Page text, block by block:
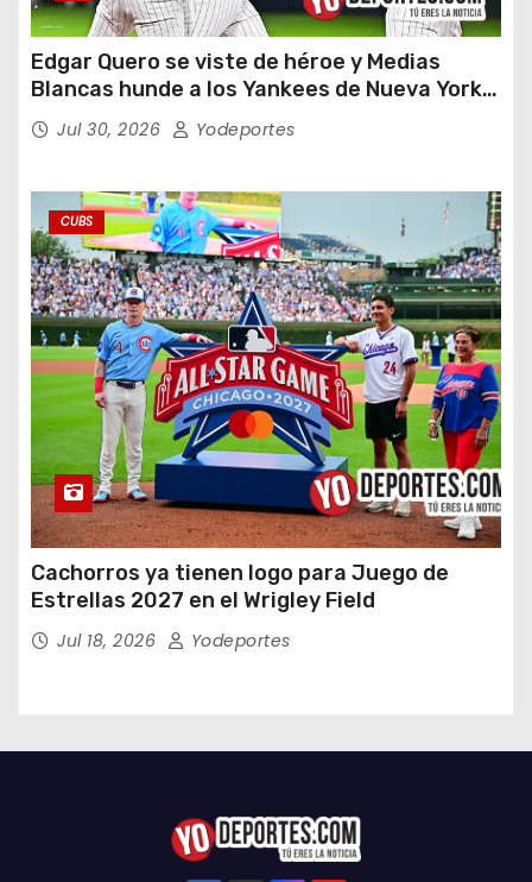
Edgar Quero se viste de héroe y Medias
Blancas hunde a los Yankees de Nueva York
en doce entradas
Jul 30, 2026 Yodeportes
CUBS
Cachorros ya tienen logo para Juego de
Estrellas 2027 en el Wrigley Field
Jul 18, 2026 Yodeportes